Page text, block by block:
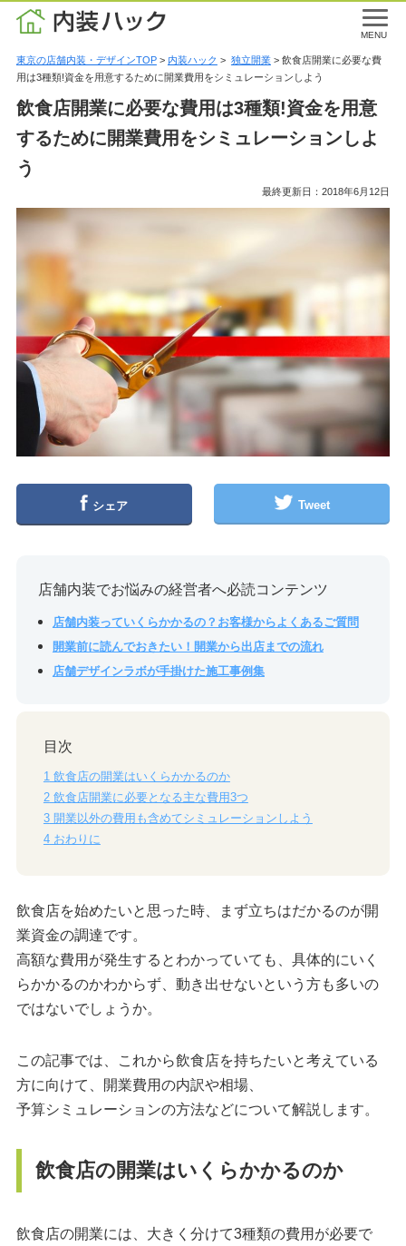
MENU
東京の店舗内装・デザインTOP> 内装ハック > 独立開業> 飲食店開業に必要な費
用は3種類!資金を用意するために開業費用をシミュレーションしよう
飲食店開業に必要な費用は3種類!資金を用意
するために開業費用をシミュレーションしよ
う
最終更新日：2018年6月12日
シェア Tweet
店舗内装でお悩みの経営者へ必読コンテンツ
店舗内装っていくらかかるの？お客様からよくあるご質問
開業前に読んでおきたい！開業から出店までの流れ
店舗デザインラボが手掛けた施工事例集
目次
1飲食店の開業はいくらかかるのか
2飲食店開業に必要となる主な費用3つ
3開業以外の費用も含めてシミュレーションしよう
4おわりに
飲食店を始めたいと思った時、まず立ちはだかるのが開
業資金の調達です。
高額な費用が発生するとわかっていても、具体的にいく
らかかるのかわからず、動き出せないという方も多いの
ではないでしょうか。
この記事では、これから飲食店を持ちたいと考えている
方に向けて、開業費用の内訳や相場、
予算シミュレーションの方法などについて解説します。
飲食店の開業はいくらかかるのか
飲食店の開業には、大きく分けて3種類の費用が必要で